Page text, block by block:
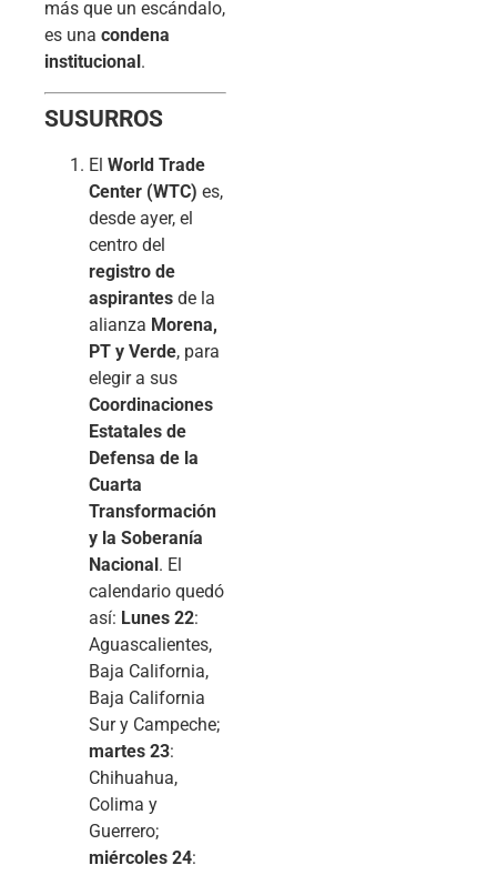
más que un escándalo,
es una condena
institucional .
SUSURROS
El World Trade
Center (WTC) es,
desde ayer, el
centro del
registro de
aspirantes de la
alianza Morena,
PT y Verde, para
elegir a sus
Coordinaciones
Estatales de
Defensa de la
Cuarta
Transformación
y la Soberanía
Nacional. El
calendario quedó
así: Lunes 22:
Aguascalientes,
Baja California,
Baja California
Sur y Campeche;
martes 23:
Chihuahua,
Colima y
Guerrero;
miércoles 24: